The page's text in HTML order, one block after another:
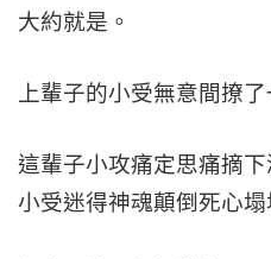
大約就是。
上輩子的小受無意間撩
這輩子小攻痛定思痛摘
小受迷得神魂顛倒死心